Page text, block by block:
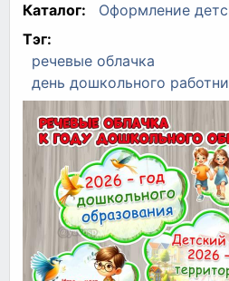
Каталог:
Оформление
Тэг:
речевые облачка
день дошкольного